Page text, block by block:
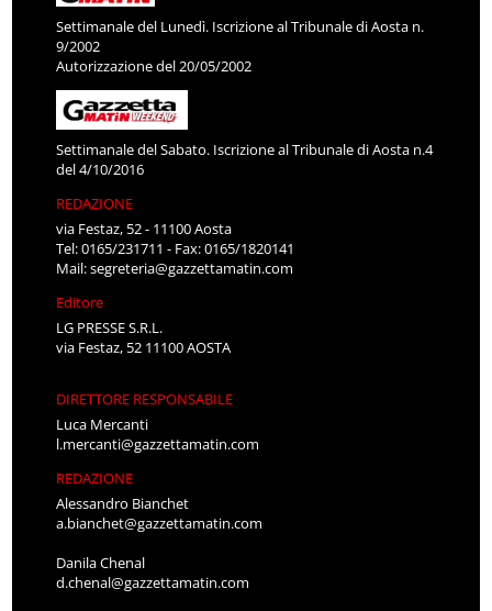
Settimanale del Lunedì. Iscrizione al Tribunale di Aosta n.
9/2002
Autorizzazione del 20/05/2002
Settimanale del Sabato. Iscrizione al Tribunale di Aosta n.4
del 4/10/2016
REDAZIONE
via Festaz, 52 - 11100 Aosta
Tel: 0165/231711 - Fax: 0165/1820141
Mail:segreteria@gazzettamatin.com
Editore
LG PRESSE S.R.L.
via Festaz, 52 11100 AOSTA
DIRETTORE RESPONSABILE
Luca Mercanti
l.mercanti@gazzettamatin.com
REDAZIONE
Alessandro Bianchet
a.bianchet@gazzettamatin.com
Danila Chenal
d.chenal@gazzettamatin.com